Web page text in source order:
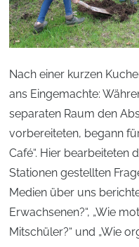
Nach einer kurzen
ans Eingemachte:
separaten Raum den
vorbereiteten, begann
Café“. Hier bearbeiteten
Stationen gestellten
Medien über uns
Erwachsenen?“, „Wie
Mitschüler?“ und „Wie